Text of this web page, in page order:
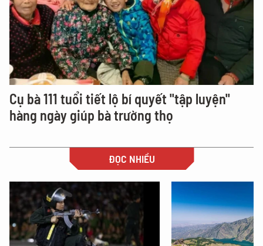
Cụ bà 111 tuổi tiết lộ bí quyết "tập luyện"
hàng ngày giúp bà trường thọ
ĐỌC NHIỀU